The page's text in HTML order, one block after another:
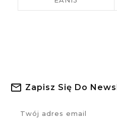
Zapisz Się Do